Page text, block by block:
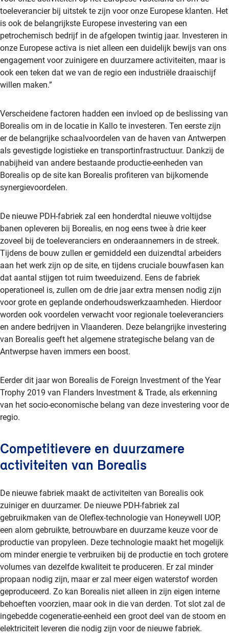
toeleverancier bij uitstek te zijn voor onze Europese klanten. Het
is ook de belangrijkste Europese investering van een
petrochemisch bedrijf in de afgelopen twintig jaar. Investeren in
onze Europese activa is niet alleen een duidelijk bewijs van ons
engagement voor zuinigere en duurzamere activiteiten, maar is
ook een teken dat we van de regio een industriële draaischijf
willen maken.”
Verscheidene factoren hadden een invloed op de beslissing van
Borealis om in de locatie in Kallo te investeren. Ten eerste zijn
er de belangrijke schaalvoordelen van de haven van Antwerpen
als gevestigde logistieke en transportinfrastructuur. Dankzij de
nabijheid van andere bestaande productie-eenheden van
Borealis op de site kan Borealis profiteren van bijkomende
synergievoordelen.
De nieuwe PDH-fabriek zal een honderdtal nieuwe voltijdse
banen opleveren bij Borealis, en nog eens twee à drie keer
zoveel bij de toeleveranciers en onderaannemers in de streek.
Tijdens de bouw zullen er gemiddeld een duizendtal arbeiders
aan het werk zijn op de site, en tijdens cruciale bouwfasen kan
dat aantal stijgen tot ruim tweeduizend. Eens de fabriek
operationeel is, zullen om de drie jaar extra mensen nodig zijn
voor grote en geplande onderhoudswerkzaamheden. Hierdoor
worden ook voordelen verwacht voor regionale toeleveranciers
en andere bedrijven in Vlaanderen. Deze belangrijke investering
van Borealis geeft het algemene strategische belang van de
Antwerpse haven immers een boost.
Eerder dit jaar won Borealis de Foreign Investment of the Year
Trophy 2019 van Flanders Investment & Trade, als erkenning
van het socio-economische belang van deze investering voor de
regio.
Competitievere en duurzamere
activiteiten van Borealis
De nieuwe fabriek maakt de activiteiten van Borealis ook
zuiniger en duurzamer. De nieuwe PDH-fabriek zal
gebruikmaken van de Oleflex-technologie van Honeywell UOP,
een alom gebruikte, betrouwbare en duurzame keuze voor de
productie van propyleen. Deze technologie maakt het mogelijk
om minder energie te verbruiken bij de productie en toch grotere
volumes van dezelfde kwaliteit te produceren. Er zal minder
propaan nodig zijn, maar er zal meer eigen waterstof worden
geproduceerd. Zo kan Borealis niet alleen in zijn eigen interne
behoeften voorzien, maar ook in die van derden. Tot slot zal de
ingebedde cogeneratie-eenheid een groot deel van de stoom en
elektriciteit leveren die nodig zijn voor de nieuwe fabriek.